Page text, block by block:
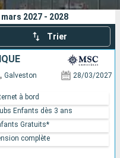
:
2027 - 2028
Trier
Galveston 28/03/2027
à bord
Enfants dès 3 ans
Gratuits*
complète